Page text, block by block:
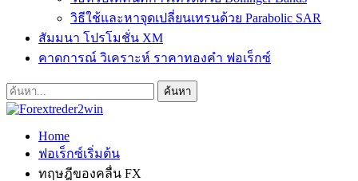
วิธีใช้และหาจุดเปลี่ยนเทรนด้วย Parabolic SAR
สัมมนา โปรโมชั่น XM
คาดการณ์ วิเคราะห์ ราคาทองคำ ฟอเร็กซ์
Home
ฟอเร็กซ์เริ่มต้น
ทฤษฎีของคลื่น FX